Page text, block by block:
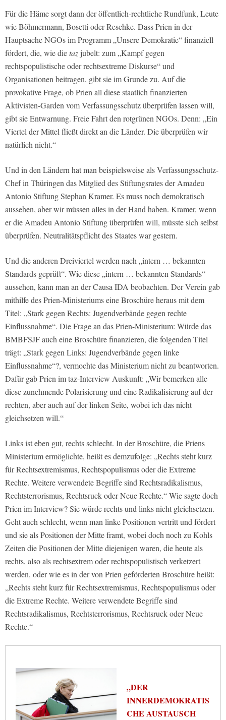
Für die Häme sorgt dann der öffentlich-rechtliche Rundfunk, Leute
wie Böhmermann, Bosetti oder Reschke. Dass Prien in der
Hauptsache NGOs im Programm „Unsere Demokratie“ finanziell
fördert, die, wie dietaz jubelt: zum „Kampf gegen
rechtspopulistische oder rechtsextreme Diskurse“ und
Organisationen beitragen, gibt sie im Grunde zu. Auf die
provokative Frage, ob Prien all diese staatlich finanzierten
Aktivisten-Garden vom Verfassungsschutz überprüfen lassen will,
gibt sie Entwarnung. Freie Fahrt den rotgrünen NGOs. Denn: „Ein
Viertel der Mittel fließt direkt an die Länder. Die überprüfen wir
natürlich nicht.“
Und in den Ländern hat man beispielsweise als Verfassungsschutz-
Chef in Thüringen das Mitglied des Stiftungsrates der Amadeu
Antonio Stiftung Stephan Kramer. Es muss noch demokratisch
aussehen, aber wir müssen alles in der Hand haben. Kramer, wenn
er die Amadeu Antonio Stiftung überprüfen will, müsste sich selbst
überprüfen. Neutralitätspflicht des Staates war gestern.
Und die anderen Dreiviertel werden nach „intern … bekannten
Standards geprüft“. Wie diese „intern … bekannten Standards“
aussehen, kann man an der Causa IDA beobachten. Der Verein gab
mithilfe des Prien-Ministeriums eine Broschüre heraus mit dem
Titel: „Stark gegen Rechts: Jugendverbände gegen rechte
Einflussnahme“. Die Frage an das Prien-Ministerium: Würde das
BMBFSJF auch eine Broschüre finanzieren, die folgenden Titel
trägt: „Stark gegen Links: Jugendverbände gegen linke
Einflussnahme“?, vermochte das Ministerium nicht zu beantworten.
Dafür gab Prien im taz-Interview Auskunft: „Wir bemerken alle
diese zunehmende Polarisierung und eine Radikalisierung auf der
rechten, aber auch auf der linken Seite, wobei ich das nicht
gleichsetzen will.“
Links ist eben gut, rechts schlecht. In der Broschüre, die Priens
Ministerium ermöglichte, heißt es demzufolge: „Rechts steht kurz
für Rechtsextremismus, Rechtspopulismus oder die Extreme
Rechte. Weitere verwendete Begriffe sind Rechtsradikalismus,
Rechtsterrorismus, Rechtsruck oder Neue Rechte.“ Wie sagte doch
Prien im Interview? Sie würde rechts und links nicht gleichsetzen.
Geht auch schlecht, wenn man linke Positionen vertritt und fördert
und sie als Positionen der Mitte framt, wobei doch noch zu Kohls
Zeiten die Positionen der Mitte diejenigen waren, die heute als
rechts, also als rechtsextrem oder rechtspopulistisch verketzert
werden, oder wie es in der von Prien geförderten Broschüre heißt:
„Rechts steht kurz für Rechtsextremismus, Rechtspopulismus oder
die Extreme Rechte. Weitere verwendete Begriffe sind
Rechtsradikalismus, Rechtsterrorismus, Rechtsruck oder Neue
Rechte.“
„DER
INNERDEMOKRATIS
CHE AUSTAUSCH